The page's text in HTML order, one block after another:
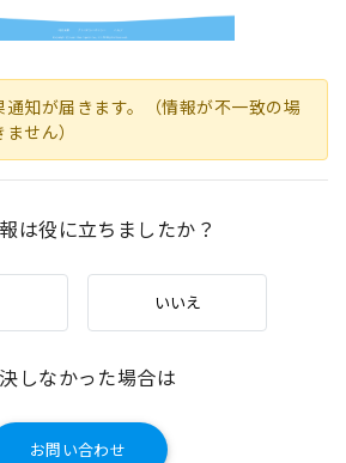
知が届きます。（情報が不⼀致の場
せん）
は役に立ちましたか？
いいえ
しなかった場合は
お問い合わせ